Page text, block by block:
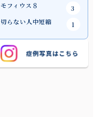
モフィウス８
3
切らない人中短縮
1